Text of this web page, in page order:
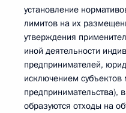
установление
лимитов на их
утверждения
иной деятельности
предпринимателей,
исключением субъектов
предпринимательства),
образуются отходы на